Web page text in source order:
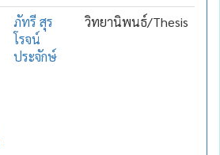
ภัทรี สุร
โรจน์
ประจักษ์
วิทยานิพนธ์/Thesis